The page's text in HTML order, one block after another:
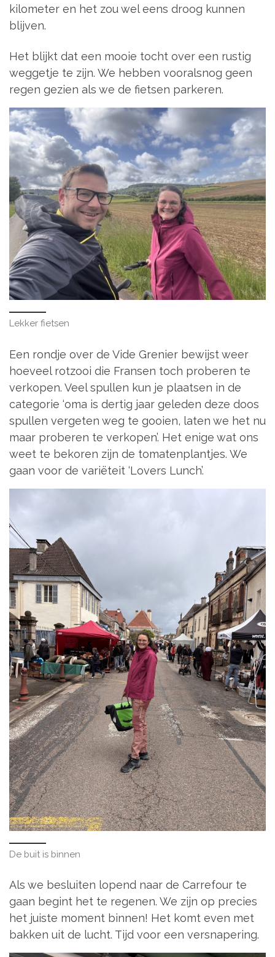
kilometer en het zou wel eens droog kunnen
blijven.
Het blijkt dat een mooie tocht over een rustig
weggetje te zijn. We hebben vooralsnog geen
regen gezien als we de fietsen parkeren.
Lekker fietsen
Een rondje over de Vide Grenier bewijst weer
hoeveel rotzooi die Fransen toch proberen te
verkopen. Veel spullen kun je plaatsen in de
categorie ‘oma is dertig jaar geleden deze doos
spullen vergeten weg te gooien, laten we het nu
maar proberen te verkopen’. Het enige wat ons
weet te bekoren zijn de tomatenplantjes. We
gaan voor de variëteit ‘Lovers Lunch’.
De buit is binnen
Als we besluiten lopend naar de Carrefour te
gaan begint het te regenen. We zijn op precies
het juiste moment binnen! Het komt even met
bakken uit de lucht. Tijd voor een versnapering.